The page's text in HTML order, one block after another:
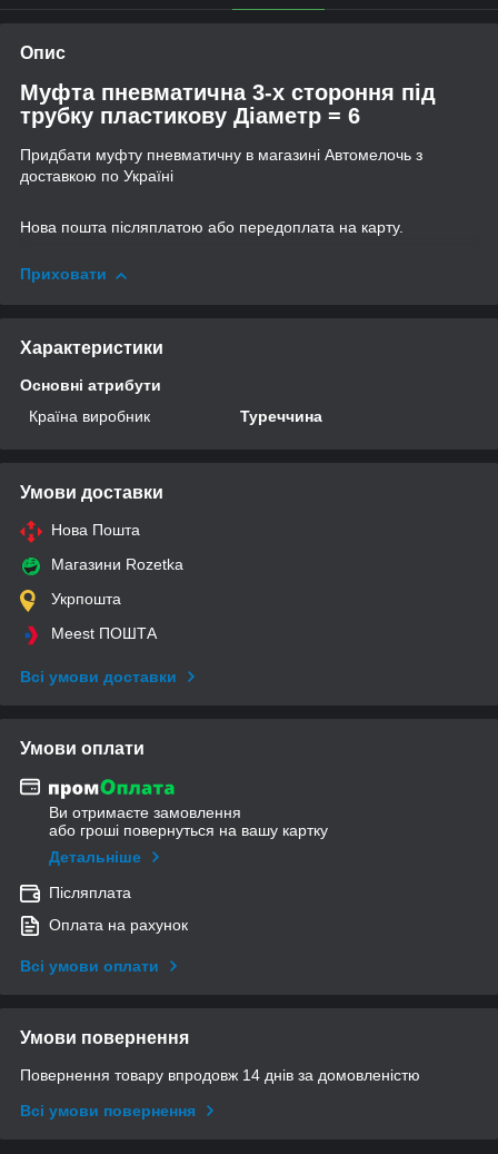
Опис
Муфта пневматична 3-х стороння під
трубку пластикову Діаметр = 6
Придбати муфту пневматичну в магазині Автомелочь з
доставкою по Україні
Нова пошта післяплатою або передоплата на карту.
Приховати
Характеристики
Основні атрибути
Країна виробник
Туреччина
Умови доставки
Нова Пошта
Магазини Rozetka
Укрпошта
Meest ПОШТА
Всі умови доставки
Умови оплати
Ви отримаєте замовлення
або гроші повернуться на вашу картку
Детальніше
Післяплата
Оплата на рахунок
Всі умови оплати
Умови повернення
Повернення товару впродовж 14 днів за домовленістю
Всі умови повернення